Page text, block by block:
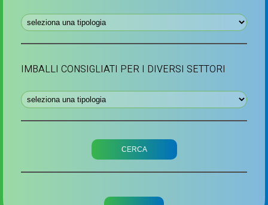
IMBALLI CONSIGLIATI PER I DIVERSI SETTORI